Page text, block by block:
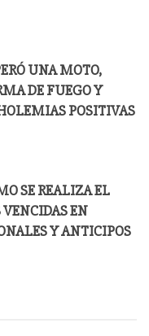
UNA MOTO,
DE FUEGO Y
POSITIVAS
SE REALIZA EL
VENCIDAS EN
Y ANTICIPOS